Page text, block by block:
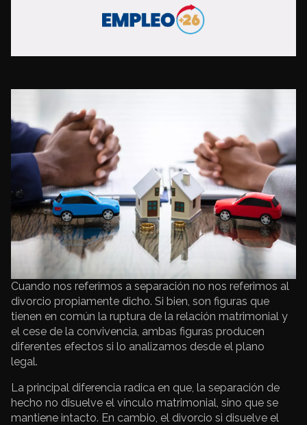
Cuando nos referimos a separación no nos referimos al
divorcio propiamente dicho. Si bien, son figuras que
tienen en común la ruptura de la relación matrimonial y
el cese de la convivencia, ambas figuras producen
diferentes efectos si lo analizamos desde el plano
legal.
La principal diferencia radica en que, la separación de
hecho no disuelve el vínculo matrimonial, sino que se
mantiene intacto. En cambio, el divorcio si disuelve el